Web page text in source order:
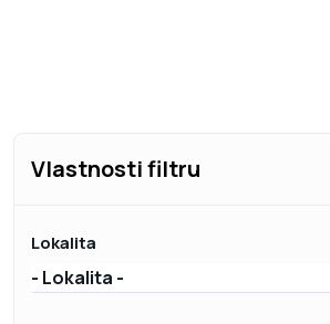
Vlastnosti filtru
Lokalita
- Lokalita -